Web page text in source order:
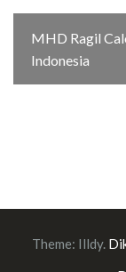
MHD Ragil
Indonesia
Theme: Illdy.